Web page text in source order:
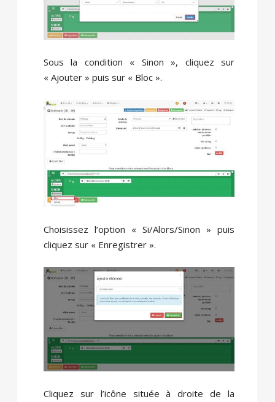
Sous la condition « Sinon », cliquez sur
« Ajouter » puis sur « Bloc ».
Choisissez l’option « Si/Alors/Sinon » puis
cliquez sur « Enregistrer ».
Cliquez sur l’icône située à droite de la